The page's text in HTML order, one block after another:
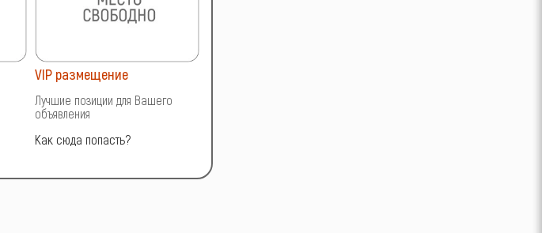
VIP размещение
Лучшие позиции для Вашего
объявления
Как сюда попасть?